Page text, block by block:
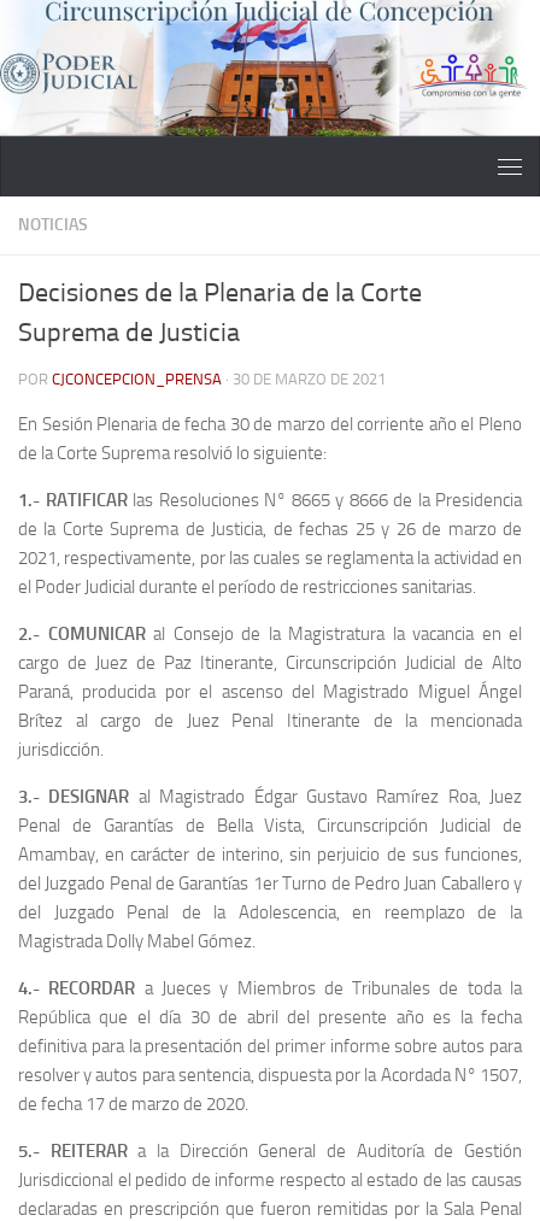
Saltar al contenido
NOTICIAS
Decisiones de la Plenaria de la Corte
Suprema de Justicia
POR CJCONCEPCION_PRENSA · 30 DE MARZO DE 2021
En Sesión Plenaria de fecha 30 de marzo del corriente año el Pleno
de la Corte Suprema resolvió lo siguiente:
1.- RATIFICARlas Resoluciones N° 8665 y 8666 de la Presidencia
de la Corte Suprema de Justicia, de fechas 25 y 26 de marzo de
2021, respectivamente, por las cuales se reglamenta la actividad en
el Poder Judicial durante el período de restricciones sanitarias.
2.- COMUNICARal Consejo de la Magistratura la vacancia en el
cargo de Juez de Paz Itinerante, Circunscripción Judicial de Alto
Paraná, producida por el ascenso del Magistrado Miguel Ángel
Brítez al cargo de Juez Penal Itinerante de la mencionada
jurisdicción.
3.- DESIGNAR al Magistrado Édgar Gustavo Ramírez Roa, Juez
Penal de Garantías de Bella Vista, Circunscripción Judicial de
Amambay, en carácter de interino, sin perjuicio de sus funciones,
del Juzgado Penal de Garantías 1er Turno de Pedro Juan Caballero y
del Juzgado Penal de la Adolescencia, en reemplazo de la
Magistrada Dolly Mabel Gómez.
4.- RECORDAR a Jueces y Miembros de Tribunales de toda la
República que el día 30 de abril del presente año es la fecha
definitiva para la presentación del primer informe sobre autos para
resolver y autos para sentencia, dispuesta por la Acordada N° 1507,
de fecha 17 de marzo de 2020.
5.- REITERARa la Dirección General de Auditoría de Gestión
Jurisdiccional el pedido de informe respecto al estado de las causas
declaradas en prescripción que fueron remitidas por la Sala Penal